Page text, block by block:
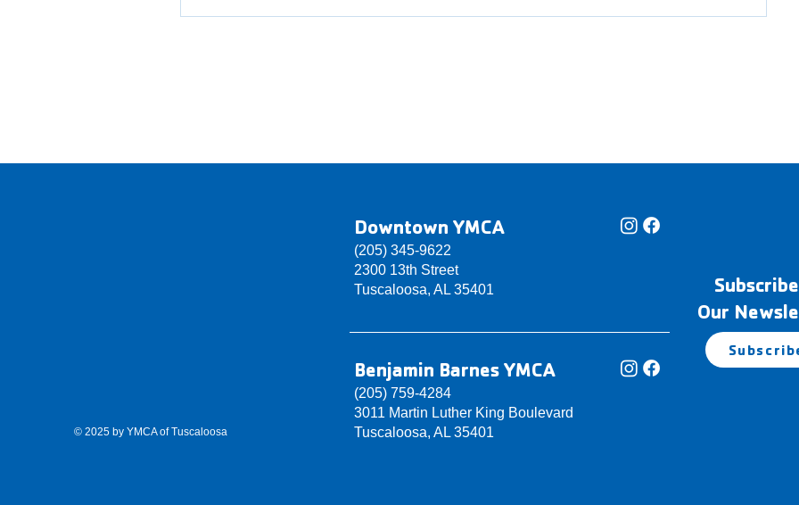
© 2025 by YMCA of Tuscaloosa
Downtown YMCA
(205) 345-9622
2300 13th Street
Tuscaloosa, AL 35401
Our
Benjamin Barnes YMCA
(205) 759-4284
3011 Martin Luther King Boulevard
Tuscaloosa, AL 35401